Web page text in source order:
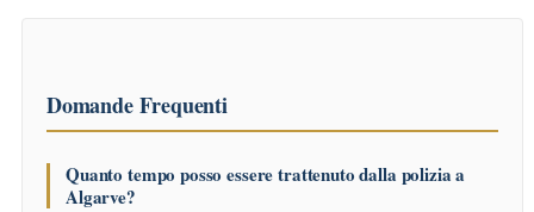
Domande Frequenti
Quanto tempo posso essere trattenuto dalla polizia a
Algarve?